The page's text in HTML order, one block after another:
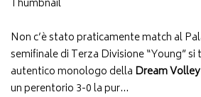
Non c’è stato praticamente match al
semifinale di Terza Divisione “Young” si
autentico monologo della Dream
un perentorio 3-0 la pur...